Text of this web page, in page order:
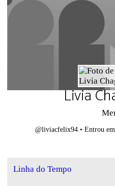
Livia
@liviacfelix94 • Entrou
Linha do Tempo